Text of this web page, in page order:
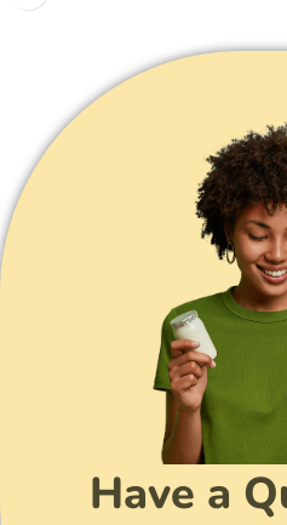
Have a